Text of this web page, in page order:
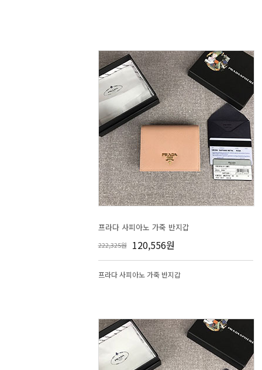
프라다 사피아노 가죽 반지갑
222,325원 120,556원
프라다 사피아노 가죽 반지갑